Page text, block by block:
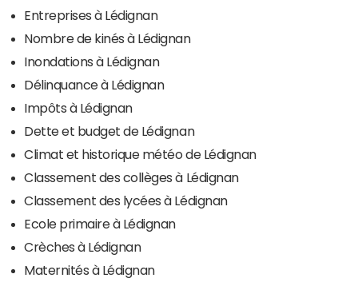
Entreprises à Lédignan
Nombre de kinés à Lédignan
Inondations à Lédignan
Délinquance à Lédignan
Impôts à Lédignan
Dette et budget de Lédignan
Climat et historique météo de Lédignan
Classement des collèges à Lédignan
Classement des lycées à Lédignan
Ecole primaire à Lédignan
Crèches à Lédignan
Maternités à Lédignan